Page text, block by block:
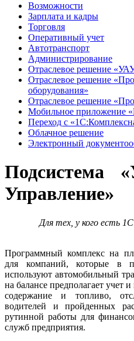
Возможности
Зарплата и кадры
Торговля
Оперативный учет
Автотранспорт
Администрирование
Отраслевое решение
Отраслевое решение
оборудования»
Отраслевое решение
Мобильное приложение
Переход с
Облачное решение
Электронный
Подсистема
Управление»
Для тех, у кого есть
Программный комплекс на
для компаний, которые в
используют автомобильный
на балансе предполагает учет
содержание и топливо,
водителей и пройденных
рутинной работы для
служб предприятия.